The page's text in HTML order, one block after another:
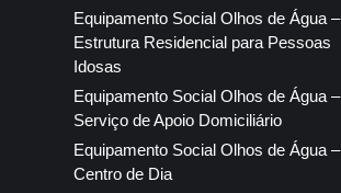
Equipamento Social Olhos de Água –
Estrutura Residencial para Pessoas
Idosas
Equipamento Social Olhos de Água –
Serviço de Apoio Domiciliário
Equipamento Social Olhos de Água –
Centro de Dia